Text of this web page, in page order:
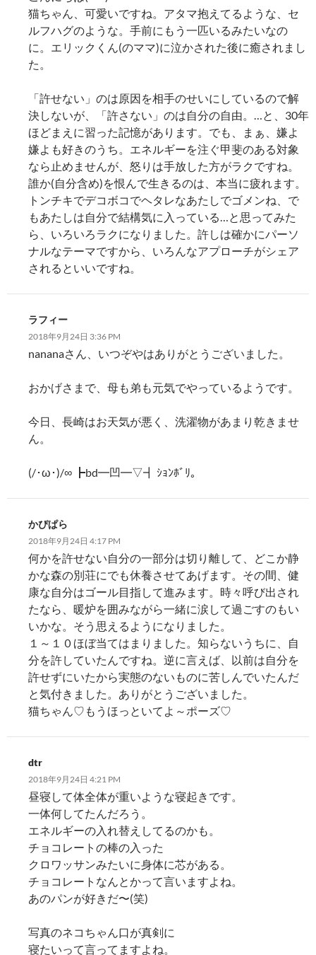
猫ちゃん、可愛いですね。アタマ抱えてるような、セ
ルフハグのような。手前にもう一匹いるみたいなの
に。エリックくん(のママ)に泣かされた後に癒されまし
た。
「許せない」のは原因を相手のせいにしているので解
決しないが、「許さない」のは自分の自由。…と、30年
ほどまえに習った記憶があります。でも、まぁ、嫌よ
嫌よも好きのうち。エネルギーを注ぐ甲斐のある対象
なら止めませんが、怒りは手放した方がラクですね。
誰か(自分含め)を恨んで生きるのは、本当に疲れます。
トンチキでデコボコでヘタレなあたしでゴメンね、で
もあたしは自分で結構気に入っている…と思ってみた
ら、いろいろラクになりました。許しは確かにパーソ
ナルなテーマですから、いろんなアプローチがシェア
されるといいですね。
ラフィー
2018年9月24日 3:36 PM
nananaさん、いつぞやはありがとうございました。
おかげさまで、母も弟も元気でやっているようです。
今日、長崎はお天気が悪く、洗濯物があまり乾きませ
ん。
(/･ω･)/∞︎ ┣︎bd━︎凹━︎▽︎┫︎ ｼｮﾝﾎﾞﾘ。
かぴぱら
2018年9月24日 4:17 PM
何かを許せない自分の一部分は切り離して、どこか静
かな森の別荘にでも休養させてあげます。その間、健
康な自分はゴール目指して進みます。時々呼び出され
たなら、暖炉を囲みながら一緒に涙して過ごすのもい
いかな。そう思えるようになりました。
１～１０ほぼ当てはまりました。知らないうちに、自
分を許していたんですね。逆に言えば、以前は自分を
許せずにいたから実態のないものに苦しんでいたんだ
と気付きました。ありがとうございました。
猫ちゃん♡もうほっといてよ～ポーズ♡
dtr
2018年9月24日 4:21 PM
昼寝して体全体が重いような寝起きです。
一体何してたんだろう。
エネルギーの入れ替えしてるのかも。
チョコレートの棒の入った
クロワッサンみたいに身体に芯がある。
チョコレートなんとかって言いますよね。
あのパンが好きだ〜(笑)
写真のネコちゃん口が真剣に
寝たいって言ってますよね。